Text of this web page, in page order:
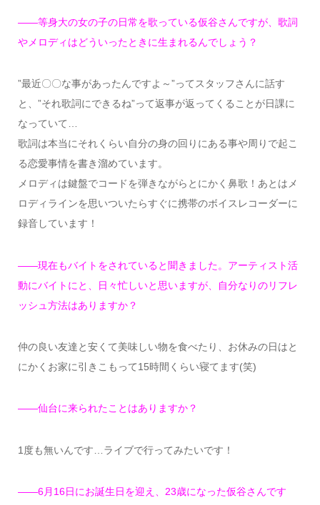
——等身大の女の子の日常を歌っている仮谷さんですが、歌詞
やメロディはどういったときに生まれるんでしょう？
”最近〇〇な事があったんですよ～”ってスタッフさんに話す
と、”それ歌詞にできるね”って返事が返ってくることが日課に
なっていて…
歌詞は本当にそれくらい自分の身の回りにある事や周りで起こ
る恋愛事情を書き溜めています。
メロディは鍵盤でコードを弾きながらとにかく鼻歌！あとはメ
ロディラインを思いついたらすぐに携帯のボイスレコーダーに
録音しています！
——現在もバイトをされていると聞きました。アーティスト活
動にバイトにと、日々忙しいと思いますが、自分なりのリフレ
ッシュ方法はありますか？
仲の良い友達と安くて美味しい物を食べたり、お休みの日はと
にかくお家に引きこもって15時間くらい寝てます(笑)
——仙台に来られたことはありますか？
1度も無いんです…ライブで行ってみたいです！
——6月16日にお誕生日を迎え、23歳になった仮谷さんです